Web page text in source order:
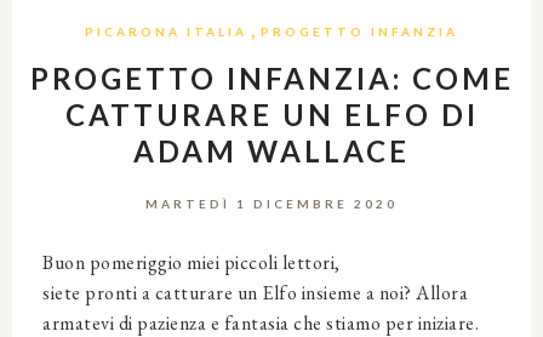
PICARONA ITALIA , PROGETTO INFANZIA
PROGETTO INFANZIA: COME
CATTURARE UN ELFO DI
ADAM WALLACE
MARTEDÌ 1 DICEMBRE 2020
Buon pomeriggio miei piccoli lettori,
siete pronti a catturare un Elfo insieme a noi? Allora
armatevi di pazienza e fantasia che stiamo per iniziare.